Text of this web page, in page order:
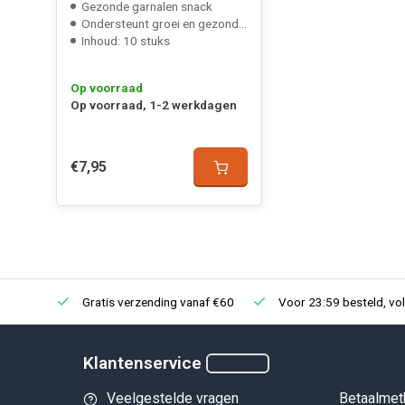
Gezonde garnalen snack
Ondersteunt groei en gezondheid
Inhoud: 10 stuks
Op voorraad
Op voorraad, 1-2 werkdagen
€7,95
Gratis verzending vanaf €60 Voor 23:59 besteld,
Klantenservice
Veelgestelde vragen